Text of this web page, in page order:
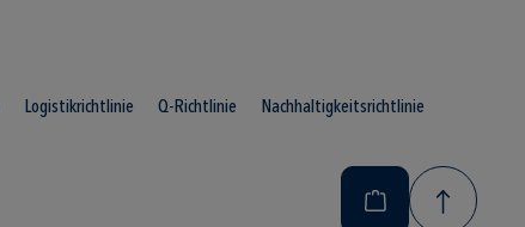
Logistikrichtlinie Q-Richtlinie Nachhaltigkeitsrichtlinie